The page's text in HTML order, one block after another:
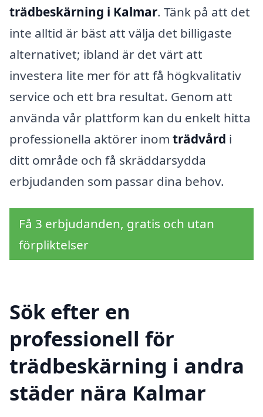
trädbeskärning i Kalmar. Tänk på att det
inte alltid är bäst att välja det billigaste
alternativet; ibland är det värt att
investera lite mer för att få högkvalitativ
service och ett bra resultat. Genom att
använda vår plattform kan du enkelt hitta
professionella aktörer inom trädvård i
ditt område och få skräddarsydda
erbjudanden som passar dina behov.
Få 3 erbjudanden, gratis och utan
förpliktelser
Sök efter en
professionell för
trädbeskärning i andra
städer nära Kalmar